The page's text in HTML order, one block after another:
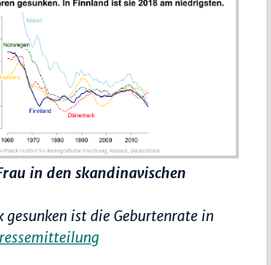
in den skandinavischen
gesunken ist die Geburtenrate in